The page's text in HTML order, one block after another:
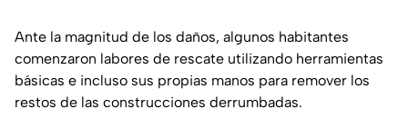
Ante la magnitud de los daños, algunos habitantes
comenzaron labores de rescate utilizando herramientas
básicas e incluso sus propias manos para remover los
restos de las construcciones derrumbadas.